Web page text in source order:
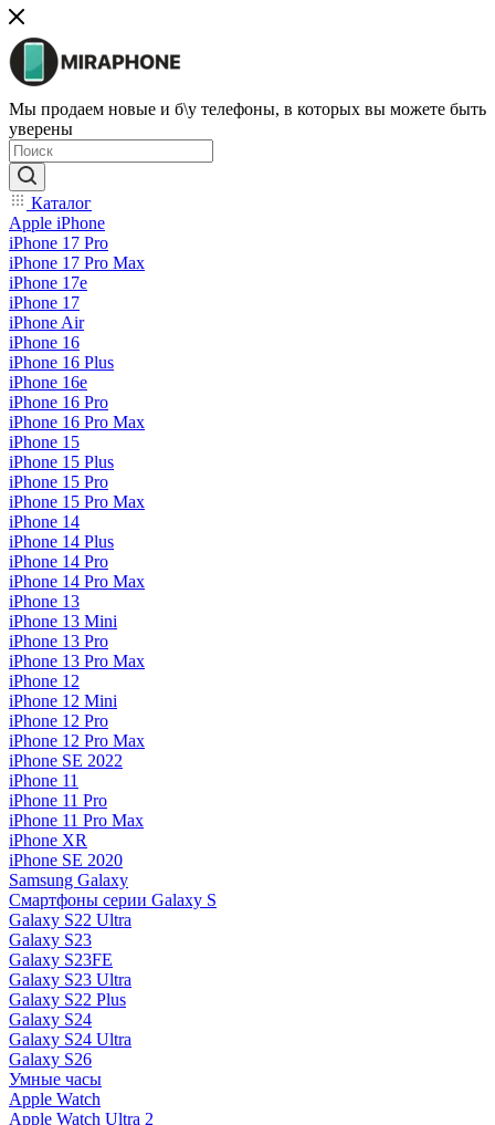
Мы продаем новые и б\у телефоны, в которых вы можете быть
уверены
Каталог
Apple iPhone
iPhone 17 Pro
iPhone 17 Pro Max
iPhone 17e
iPhone 17
iPhone Air
iPhone 16
iPhone 16 Plus
iPhone 16e
iPhone 16 Pro
iPhone 16 Pro Max
iPhone 15
iPhone 15 Plus
iPhone 15 Pro
iPhone 15 Pro Max
iPhone 14
iPhone 14 Plus
iPhone 14 Pro
iPhone 14 Pro Max
iPhone 13
iPhone 13 Mini
iPhone 13 Pro
iPhone 13 Pro Max
iPhone 12
iPhone 12 Mini
iPhone 12 Pro
iPhone 12 Pro Max
iPhone SE 2022
iPhone 11
iPhone 11 Pro
iPhone 11 Pro Max
iPhone XR
iPhone SE 2020
Samsung Galaxy
Смартфоны серии Galaxy S
Galaxy S22 Ultra
Galaxy S23
Galaxy S23FE
Galaxy S23 Ultra
Galaxy S22 Plus
Galaxy S24
Galaxy S24 Ultra
Galaxy S26
Умные часы
Apple Watch
Apple Watch Ultra 2